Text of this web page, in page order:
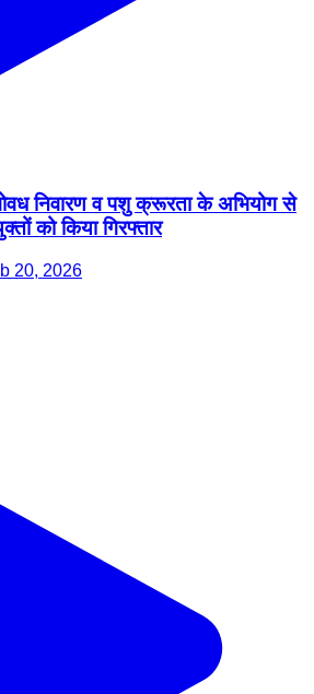
निवारण व पशु क्रूरता के अभियोग से
को किया गिरफ्तार
20, 2026